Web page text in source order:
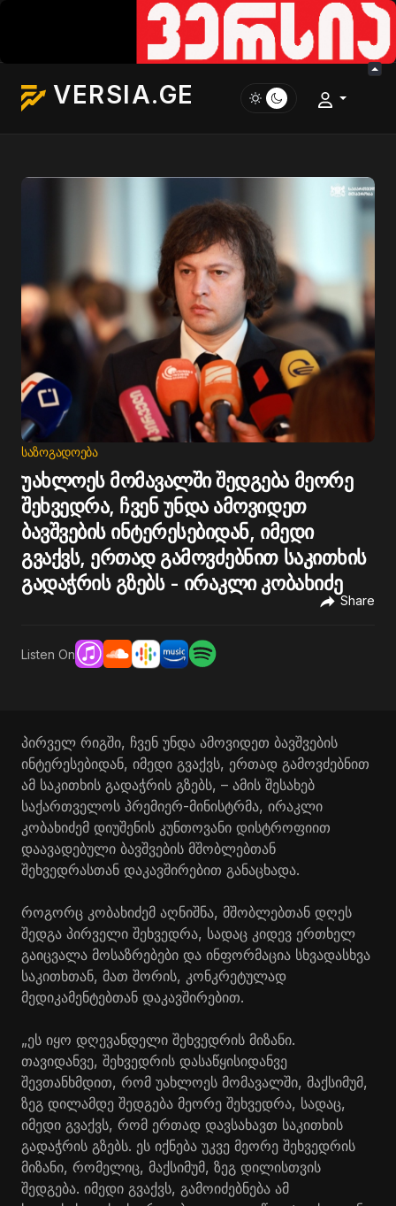
VERSIA.GE
ᲡᲐᲖᲝᲒᲐᲓᲝᲔᲑᲐ
უახლოეს მომავალში შედგება მეორე
შეხვედრა, ჩვენ უნდა ამოვიდეთ
ბავშვების ინტერესებიდან, იმედი
გვაქვს, ერთად გამოვძებნით საკითხის
გადაჭრის გზებს - ირაკლი კობახიძე
Share
Listen On
პირველ რიგში, ჩვენ უნდა ამოვიდეთ ბავშვების
ინტერესებიდან, იმედი გვაქვს, ერთად გამოვძებნით
ამ საკითხის გადაჭრის გზებს, – ამის შესახებ
საქართველოს პრემიერ-მინისტრმა, ირაკლი
კობახიძემ დიუშენის კუნთოვანი დისტროფიით
დაავადებული ბავშვების მშობლებთან
შეხვედრასთან დაკავშირებით განაცხადა.
როგორც კობახიძემ აღნიშნა, მშობლებთან დღეს
შედგა პირველი შეხვედრა, სადაც კიდევ ერთხელ
გაიცვალა მოსაზრებები და ინფორმაცია სხვადასხვა
საკითხთან, მათ შორის, კონკრეტულად
მედიკამენტებთან დაკავშირებით.
„ეს იყო დღევანდელი შეხვედრის მიზანი.
თავიდანვე, შეხვედრის დასაწყისიდანვე
შევთანხმდით, რომ უახლოეს მომავალში, მაქსიმუმ,
ზეგ დილამდე შედგება მეორე შეხვედრა, სადაც,
იმედი გვაქვს, რომ ერთად დავსახავთ საკითხის
გადაჭრის გზებს. ეს იქნება უკვე მეორე შეხვედრის
მიზანი, რომელიც, მაქსიმუმ, ზეგ დილისთვის
შედგება. იმედი გვაქვს, გამოიძებნება ამ